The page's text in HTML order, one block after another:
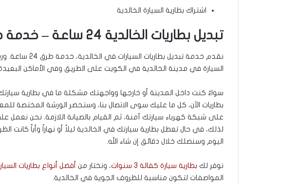
اشتراك بطارية السيارة الخالدية
تبديل بطاريات الخالدية 24 ساعة – خدمة طرق
نقدم خدمة تبديل
السيارة في مدينة الخالدية في الكويت على الطريق وفي الأماكن
سواءً كنت داخل المدينة أو خارجها وواجهتك مشكلة ما في بطارية
بطاريات الآن، كل ما عليك سوى الاتصال بنا، وستحضر الورشة المختصة
على شبكة كهرباء سيارتك آمنة، ثم القيام بالصيانة اللازمة. نحن نعمل
لذلك، في حال تعطل بطارية سيارتك في الخالدية ليلاً أو نهاراً وأياً كانت
اليوم وسنصلك خلال دقائق إن شاء الله.
نوفر لك بطارية سيارة كفالة 3 سنوات ، ونختار من أفضل أنواع بطاريات
المواصفات لتكون مناسبة للظروف الجوية في الخالدية.